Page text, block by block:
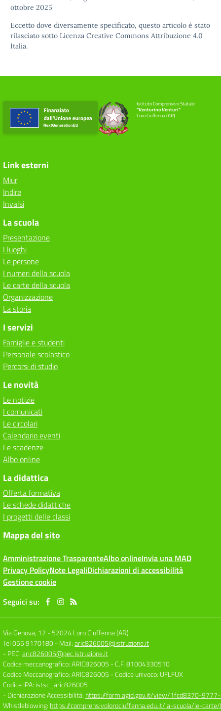
ottobre 2025
Eccetto dove diversamente specificato, questo articolo è stato
rilasciato sotto Licenza Creative Commons Attribuzione 4.0
Italia.
Istituto Comprensivo Statale
"Venturino Venturi"
Loro Ciuffenna (AR)
Link esterni
Miur
Indire
Invalsi
La scuola
Presentazione
I luoghi
Le persone
I numeri della scuola
Le carte della scuola
Organizzazione
La storia
I servizi
Famiglie e studenti
Personale scolastico
Percorsi di studio
Le novità
Le notizie
I comunicati
Le circolari
Calendario eventi
Le scadenze
Albo online
La didattica
Offerta formativa
Le schede didattiche
I progetti delle classi
Mappa del sito
Amministrazione TrasparenteAlbo onlineInvia una MAD
Privacy PolicyNote LegaliDichiarazioni di accessibilità
Gestione cookie
Seguici su:
Via Genova, 12 -52024 Loro Ciuffenna (AR)
Tel 055 9170180- Mail:aric826005@istruzione.it
- PEC:aric826005@pec.istruzione.it
Codice meccanografico: ARIC826005 - C.F. 81004330510
Codice Meccanografico: ARIC826005 - Codice univoco: UFLFUX
Codice IPA: istsc_aric826005
- Dichiarazione Accessibilità: https://form.agid.gov.it/view/1fcd8370-
Whistleblowing: https://comprensivolorociuffenna.edu.it/la-scuola/le-